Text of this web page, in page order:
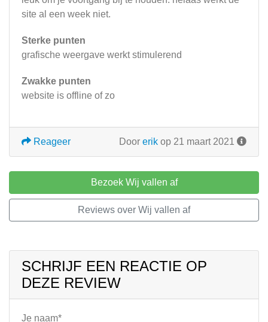
site al een week niet.
Sterke punten
grafische weergave werkt stimulerend
Zwakke punten
website is offline of zo
Door erik op 21 maart 2021
Reageer
Bezoek Wij vallen af
Reviews over Wij vallen af
SCHRIJF EEN REACTIE OP
DEZE REVIEW
Je naam*